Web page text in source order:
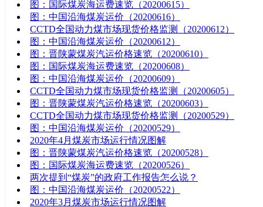
图：国际煤炭海运费速览（20200615）
图：中国沿海煤炭运价（20200616）
CCTD全国动力煤市场现货价格监测（20200612）
图：中国沿海煤炭运价（20200612）
图：晋陕蒙煤炭汽运价格速览（20200610）
图：国际煤炭海运费速览（20200608）
图：中国沿海煤炭运价（20200609）
CCTD全国动力煤市场现货价格监测（20200605）
图：晋陕蒙煤炭汽运价格速览（20200603）
CCTD全国动力煤市场现货价格监测（20200529）
图：中国沿海煤炭运价（20200529）
2020年4月煤炭市场运行情况图解
图：晋陕蒙煤炭汽运价格速览（20200528）
图：国际煤炭海运费速览（20200526）
两次提到“煤炭”的政府工作报告怎么说？
图：中国沿海煤炭运价（20200522）
2020年3月煤炭市场运行情况图解